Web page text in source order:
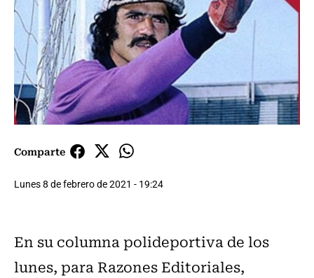
Comparte
Lunes 8 de febrero de 2021 - 19:24
En su columna polideportiva de los
lunes, para Razones Editoriales,